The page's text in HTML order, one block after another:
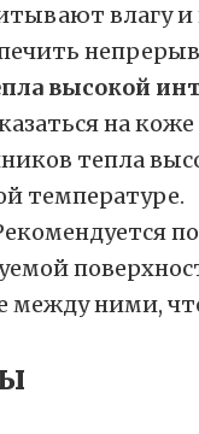
влагу и
высокой
на
тепла
температуре.
между ними,